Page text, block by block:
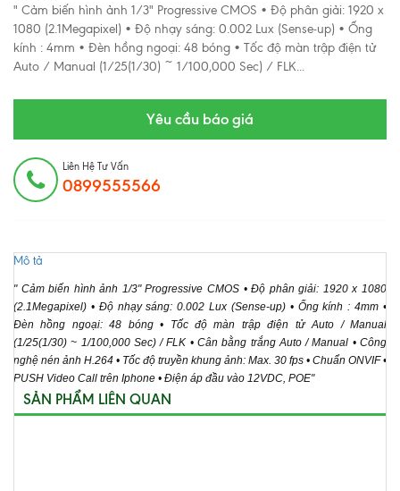
" Cảm biến hình ảnh 1/3" Progressive CMOS • Độ phân giải: 1920 x
1080 (2.1Megapixel) • Độ nhạy sáng: 0.002 Lux (Sense-up) • Ống
kính : 4mm • Đèn hồng ngoại: 48 bóng • Tốc độ màn trập điện tử
Auto / Manual (1/25(1/30) ~ 1/100,000 Sec) / FLK...
Yêu cầu báo giá
Liên Hệ Tư Vấn
0899555566
Mô tả
" Cảm biến hình ảnh 1/3" Progressive CMOS • Độ phân giải: 1920 x 1080
(2.1Megapixel) • Độ nhạy sáng: 0.002 Lux (Sense-up) • Ống kính : 4mm •
Đèn hồng ngoại: 48 bóng • Tốc độ màn trập điện tử Auto / Manual
(1/25(1/30) ~ 1/100,000 Sec) / FLK • Cân bằng trắng Auto / Manual • Công
nghệ nén ảnh H.264 • Tốc độ truyền khung ảnh: Max. 30 fps • Chuẩn ONVIF •
PUSH Video Call trên Iphone • Điện áp đầu vào 12VDC, POE"
SẢN PHẨM LIÊN QUAN